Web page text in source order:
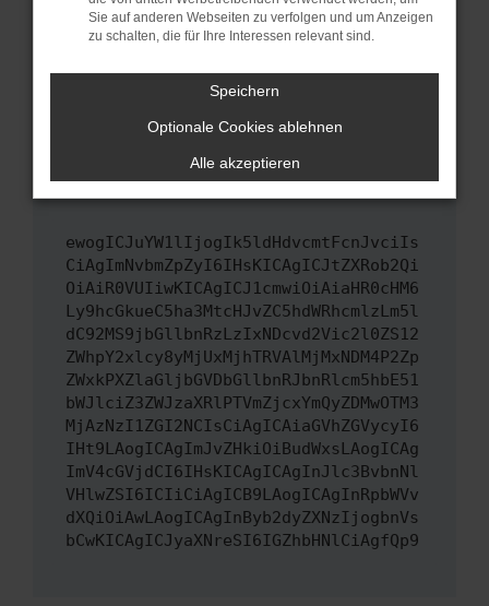
führen, dass bestimmte Funktionen nicht mehr
unterstützt werden.
Wende dich an den Webseitenbetreiber.
Wenn du alle oben genannten Schritte versucht
hast, kontaktiere uns bitte. Wir werden
versuchen, das Problem zu beheben. Du kannst
uns diesen Text schicken, um uns bei der
ewogICJuYW1lIjogIk5ldHdvcmtFcnJvciIs
CiAgImNvbmZpZyI6IHsKICAgICJtZXRob2Qi
OiAiR0VUIiwKICAgICJ1cmwiOiAiaHR0cHM6
Ly9hcGkueC5ha3MtcHJvZC5hdWRhcmlzLm5l
dC92MS9jbGllbnRzLzIxNDcvd2Vic2l0ZS12
ZWhpY2xlcy8yMjUxMjhTRVAlMjMxNDM4P2Zp
ZWxkPXZlaGljbGVDbGllbnRJbnRlcm5hbE51
bWJlciZ3ZWJzaXRlPTVmZjcxYmQyZDMwOTM3
MjAzNzI1ZGI2NCIsCiAgICAiaGVhZGVycyI6
IHt9LAogICAgImJvZHkiOiBudWxsLAogICAg
ImV4cGVjdCI6IHsKICAgICAgInJlc3BvbnNl
VHlwZSI6ICIiCiAgICB9LAogICAgInRpbWVv
dXQiOiAwLAogICAgInByb2dyZXNzIjogbnVs
bCwKICAgICJyaXNreSI6IGZhbHNlCiAgfQp9
Sie auf anderen Webseiten zu verfolgen und um Anzeigen
zu schalten, die für Ihre Interessen relevant sind.
Speichern
Optionale Cookies ablehnen
Alle akzeptieren